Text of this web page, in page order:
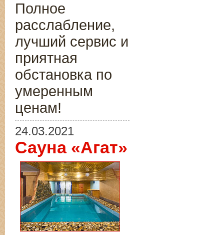
Полное
расслабление,
лучший сервис и
приятная
обстановка по
умеренным
ценам!
24.03.2021
Сауна «Агат»